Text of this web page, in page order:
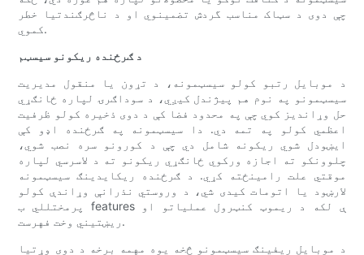
چې دوی د سټاک مناسب گردش تضمینوي او د ناڅرګندتیا خطر
کموي.
د ګرځنده ریکونو سیسټم
د موبایل رتبو کولو سیسټمونه، د تړون یا منقول مدیریت
سیسټمونو په نوم هم پیژندل کیږي، د سوداګرۍ لپاره ځانګړي
حل وړاندیز کوي چې په محدود فضا کې د دوی ذخیره کولو ظرفیت
اعظمي کولو په تمه دي. دا سیسټمونه په ګرځنده اډو کې
ایښودل شوي ریکونه شامل دي چې د کورونو سره نصب شوي،
چلوونکو ته اجازه ورکوي ځانګړي ریکونو ته د لاسرسي لپاره
موقتي علت رامینځته کړي. د ګرځنده ریکایدینګ سیسټمونه
لارښود یا اتومات کیدی شي، د وروستي نذرانې وړاندې کولو
پرمختللي ب features ې لکه د ریموټ کنټرول عملیاتو او
ریښتیني وخت فهرست.
د موبایل ریفینګ سیسټمونو څخه یوه مهمه برخه د دوی وړتیا